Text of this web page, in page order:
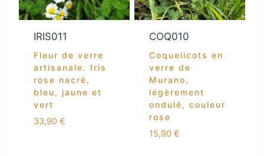
IRIS011
Fleur de verre
artisanale. Iris
rose nacré,
bleu, jaune et
vert
33,90 €
COQ010
Coquelicots en
verre de
Murano,
légèrement
ondulé, couleur
rose
15,90 €